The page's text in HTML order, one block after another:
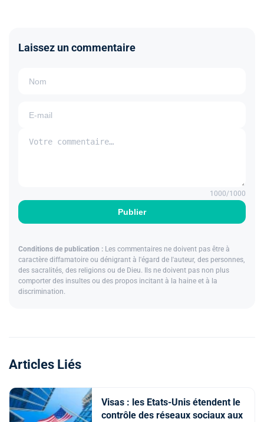
Laissez un commentaire
Publier
1000/1000
Conditions de publication : Les commentaires ne doivent pas être à
caractère diffamatoire ou dénigrant à l'égard de l'auteur, des personnes,
des sacralités, des religions ou de Dieu. Ils ne doivent pas non plus
comporter des insultes ou des propos incitant à la haine et à la
discrimination.
Articles Liés
Visas : les Etats-Unis étendent le
contrôle des réseaux sociaux aux